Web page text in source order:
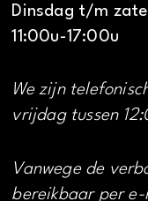
Dinsdag t/m
11:00u-17:00u
We zijn
vrijdag tussen
Vanwege de
bereikbaar per